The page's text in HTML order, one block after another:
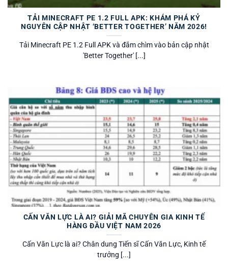
TẢI MINECRAFT PE 1.2 FULL APK: KHÁM PHÁ KỶ
NGUYÊN CẬP NHẬT ‘BETTER TOGETHER’ NĂM 2026!
Tải Minecraft PE 1.2 Full APK và đắm chìm vào bản cập nhật
'Better Together' [...]
CẤN VĂN LỰC LÀ AI? GIẢI MÃ CHUYÊN GIA KINH TẾ
HÀNG ĐẦU VIỆT NAM 2026
Cấn Văn Lực là ai? Chân dung Tiến sĩ Cấn Văn Lực, Kinh tế
trưởng [...]